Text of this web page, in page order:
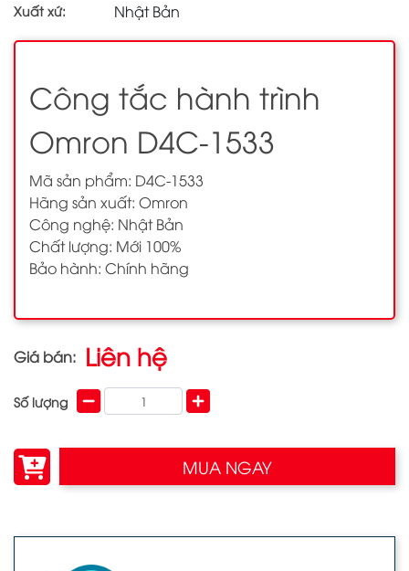
Xuất xứ: Nhật Bản
Công tắc hành trình
Omron D4C-1533
Mã sản phẩm: D4C-1533
Hãng sản xuất: Omron
Công nghệ: Nhật Bản
Chất lượng: Mới 100%
Bảo hành: Chính hãng
Giá bán: Liên hệ
Số lượng
MUA NGAY